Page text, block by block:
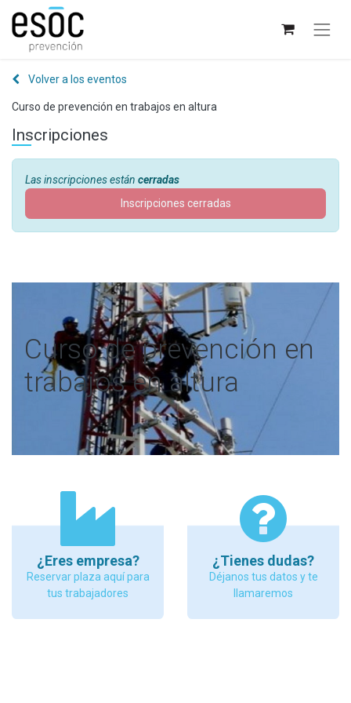
Volver a los eventos
Curso de prevención en trabajos en altura
Inscripciones
Las inscripciones están cerradas
Inscripciones cerradas
Curso de prevención en
trabajos en altura
¿Eres empresa?
Reservar plaza aquí para
tus trabajadores
¿Tienes dudas?
Déjanos tus datos y te
llamaremos